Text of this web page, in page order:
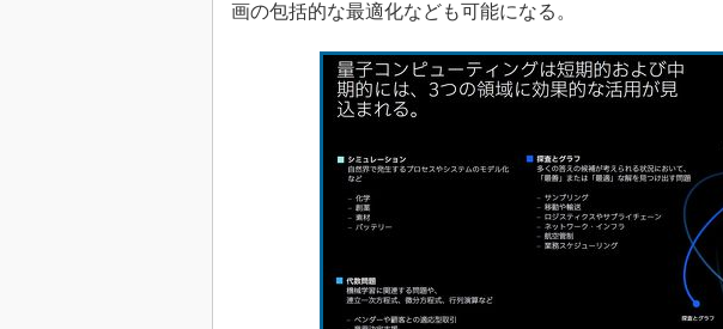
画の包括的な最適化なども可能になる。